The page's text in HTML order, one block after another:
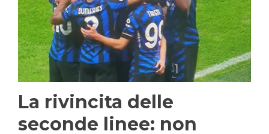
La rivincita delle
seconde linee: non